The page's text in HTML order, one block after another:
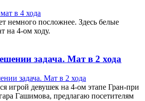
немного посложнее. Здесь белые
на 4-ом ходу.
задача. Мат в 2 хода
игрой девушек на 4-ом этапе Гран-при
Гашимова, предлагаю посетителям